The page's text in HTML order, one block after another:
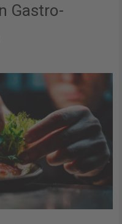
Gastro-